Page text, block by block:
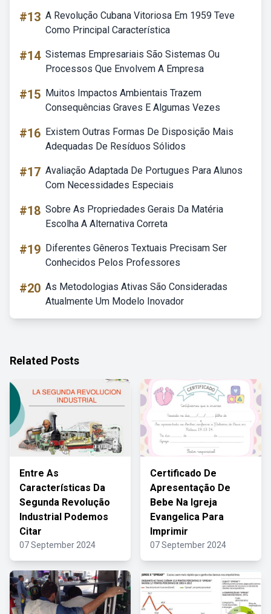
#13 A Revolução Cubana Vitoriosa Em 1959 Teve
Como Principal Característica
#14 Sistemas Empresariais São Sistemas Ou
Processos Que Envolvem A Empresa
#15 Muitos Impactos Ambientais Trazem
Consequências Graves E Algumas Vezes
#16 Existem Outras Formas De Disposição Mais
Adequadas De Resíduos Sólidos
#17 Avaliação Adaptada De Portugues Para Alunos
Com Necessidades Especiais
#18 Sobre As Propriedades Gerais Da Matéria
Escolha A Alternativa Correta
#19 Diferentes Gêneros Textuais Precisam Ser
Conhecidos Pelos Professores
#20 As Metodologias Ativas São Consideradas
Atualmente Um Modelo Inovador
Related Posts
Entre As
Características Da
Segunda Revolução
Industrial Podemos
Citar
07 September 2024
Certificado De
Apresentação De
Bebe Na Igreja
Evangelica Para
Imprimir
07 September 2024